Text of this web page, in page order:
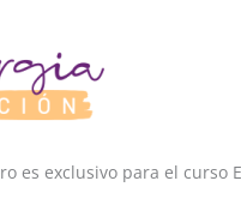
es exclusivo para el curso